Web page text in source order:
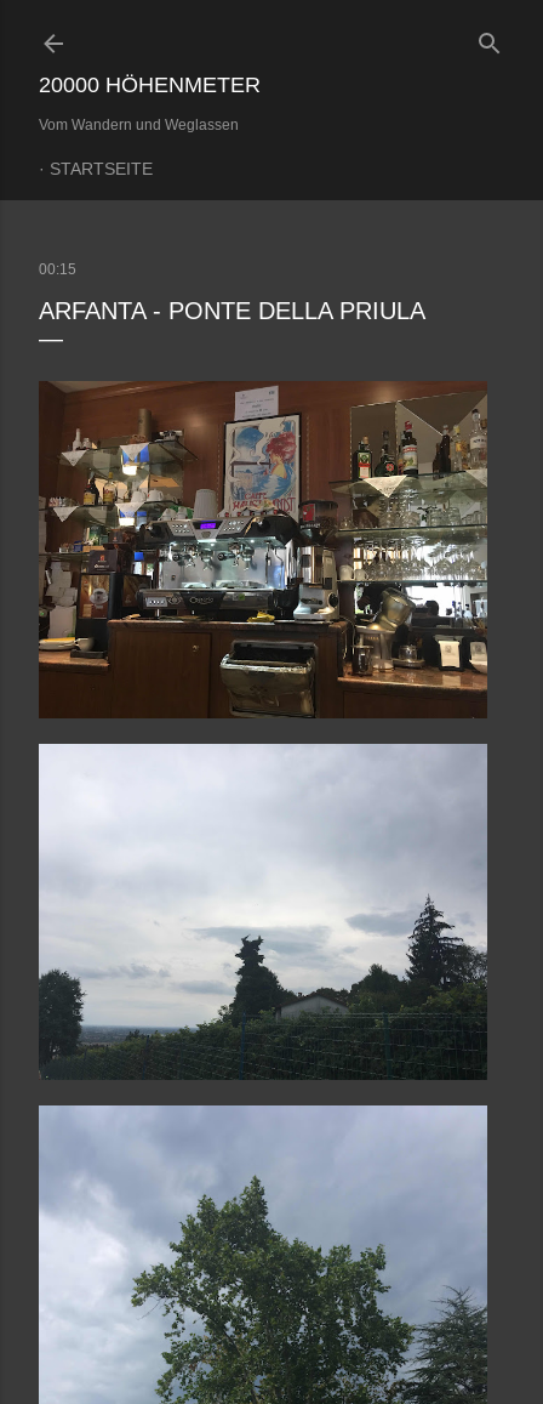
20000 HÖHENMETER
Vom Wandern und Weglassen
STARTSEITE
00:15
ARFANTA - PONTE DELLA PRIULA